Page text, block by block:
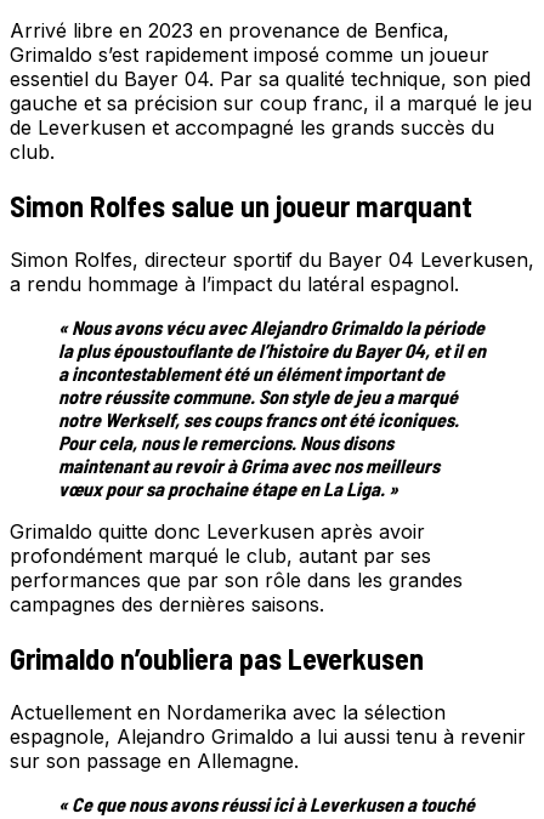
Arrivé libre en 2023 en provenance de Benfica,
Grimaldo s’est rapidement imposé comme un joueur
essentiel du Bayer 04. Par sa qualité technique, son pied
gauche et sa précision sur coup franc, il a marqué le jeu
de Leverkusen et accompagné les grands succès du
club.
Simon Rolfes salue un joueur marquant
Simon Rolfes, directeur sportif du Bayer 04 Leverkusen,
a rendu hommage à l’impact du latéral espagnol.
« Nous avons vécu avec Alejandro Grimaldo la période
la plus époustouflante de l’histoire du Bayer 04, et il en
a incontestablement été un élément important de
notre réussite commune. Son style de jeu a marqué
notre Werkself, ses coups francs ont été iconiques.
Pour cela, nous le remercions. Nous disons
maintenant au revoir à Grima avec nos meilleurs
vœux pour sa prochaine étape en La Liga. »
Grimaldo quitte donc Leverkusen après avoir
profondément marqué le club, autant par ses
performances que par son rôle dans les grandes
campagnes des dernières saisons.
Grimaldo n’oubliera pas Leverkusen
Actuellement en Nordamerika avec la sélection
espagnole, Alejandro Grimaldo a lui aussi tenu à revenir
sur son passage en Allemagne.
« Ce que nous avons réussi ici à Leverkusen a touché